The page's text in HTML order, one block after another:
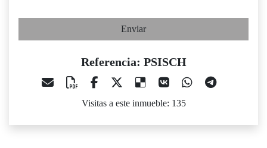
Enviar
Referencia: PSISCH
Visitas a este inmueble: 135